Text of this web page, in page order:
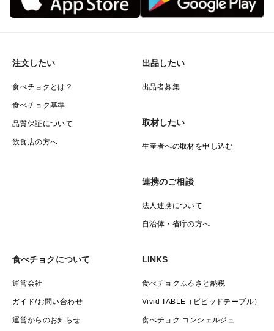
注文したい
食べチョクとは？
食べチョク基準
品質保証について
飲食店の方へ
出品したい
出品者募集
取材したい
生産者への取材を申し込む
連携のご相談
法人連携について
自治体・省庁の方へ
食べチョクについて
運営会社
ガイド/お問い合わせ
運営からのお知らせ
LINKS
食べチョクふるさと納税
Vivid TABLE（ビビッドテーブル）
食べチョク コンシェルジュ